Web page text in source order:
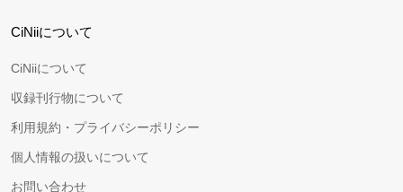
CiNiiについて
CiNiiについて
収録刊行物について
利用規約・プライバシーポリシー
個人情報の扱いについて
お問い合わせ